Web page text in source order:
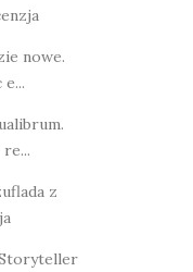
nowe.
z